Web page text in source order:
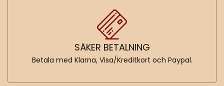
SÄKER BETALNING
Betala med Klarna, Visa/Kreditkort och Paypal.